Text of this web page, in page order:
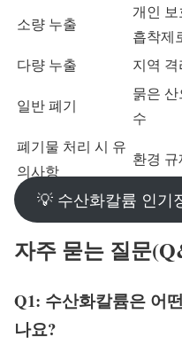
소량 누출
개인
흡착제
다량 누출
지역
일반 폐기
묽은
수
폐기물 처리 시 유
의사항
환경
💡 수산화칼륨 인기
자주 묻는 질문
Q1: 수산화칼륨은 어
나요?